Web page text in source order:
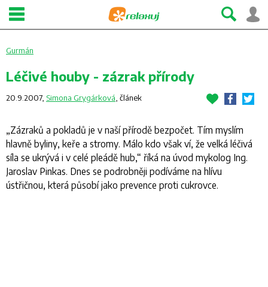
Gurmán
Léčivé houby - zázrak přírody
20.9.2007, Simona Grygárková článek
„Zázraků a pokladů je v naší přírodě bezpočet. Tím myslím
hlavně byliny, keře a stromy. Málo kdo však ví, že velká léčivá
síla se ukrývá i v celé pleádě hub,“ říká na úvod mykolog Ing.
Jaroslav Pinkas. Dnes se podrobněji podíváme na hlívu
ústřičnou, která působí jako prevence proti cukrovce.